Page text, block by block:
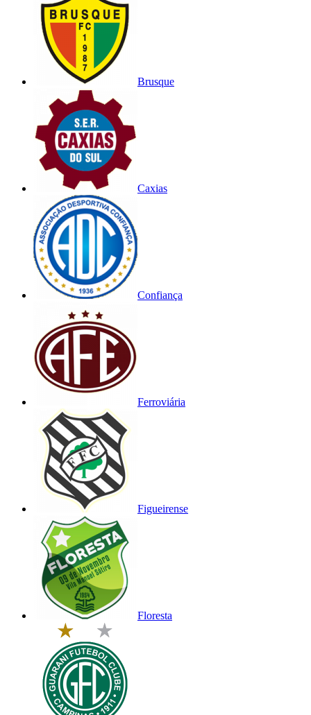
Brusque
Caxias
Confiança
Ferroviária
Figueirense
Floresta